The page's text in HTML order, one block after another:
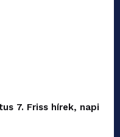
7. Friss hírek, napi